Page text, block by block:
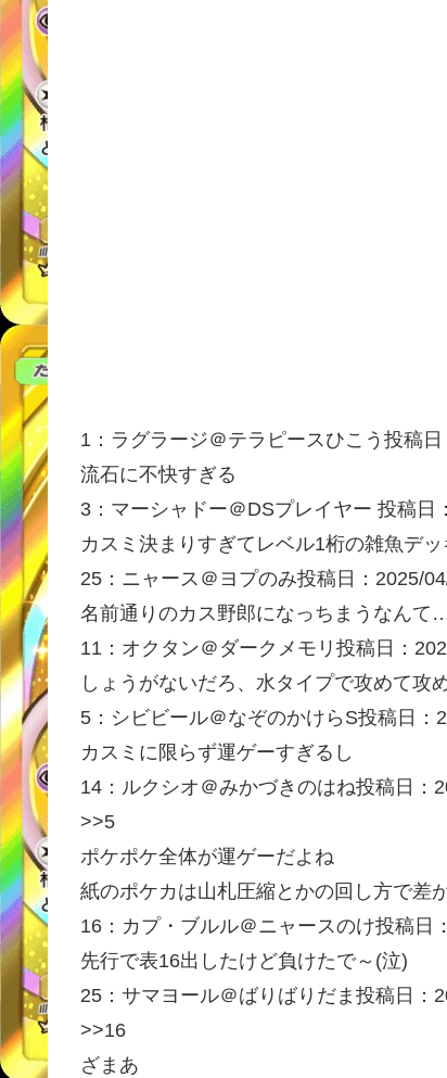
1： ラグラージ＠テラピースひこう 投稿
流石に不快すぎる
3： マーシャドー＠DSプレイヤー 投稿日
カスミ決まりすぎてレベル1桁の雑魚デ
25： ニャース＠ヨプのみ投稿日：2025/
名前通りのカス野郎になっちまうなんて
11： オクタン＠ダークメモリ 投稿日：
しょうがないだろ、水タイプで攻めて攻
5： シビビール＠なぞのかけらS投稿日：
カスミに限らず運ゲーすぎるし
14： ルクシオ＠みかづきのはね投稿日：
>>5
ポケポケ全体が運ゲーだよね
紙のポケカは山札圧縮とかの回し方で差
16： カプ・ブルル＠ニャースのけ投稿日
先行で表16出したけど負けたで～(泣)
25： サマヨール＠ばりばりだま 投稿日：
>>16
ざまあ